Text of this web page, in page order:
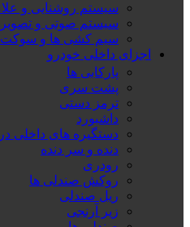
سیستم روشنایی و
سیستم صوتی و
سیم کشی ها و سوکت
اجزای داخلی خودرو
پارکابی ها
پشت سری
ترمز دستی
داشبورد
دستگیره های داخلی
دنده و سر دنده
رودری
روکش صندلی ها
ریل صندلی
زیر آرنجی